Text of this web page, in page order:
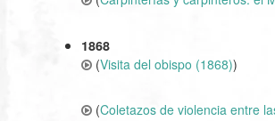
1868
(Visita del obispo (1868))
(Coletazos de violencia entre